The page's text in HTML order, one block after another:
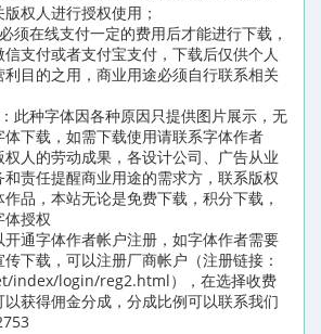
权人进行授权使用；
须在线支付一定的费用后才能进行下载，
支付或者支付宝支付，下载后仅供个人
目的之用，商业用途必须自行联系相关
此种字体因各种原因只提供图片展示，无
下载，如需下载使用请联系字体作者
人的劳动成果，各设计公司、广告从业
责任提醒商业用途的需求方，联系版权
品，本站无论是免费下载，积分下载，
体授权
通字体作者帐户注册，如字体作者需要
下载，可以注册厂商帐户（注册链接：
index/login/reg2.html），在选择收费
获得佣金分成，分成比例可以联系我们